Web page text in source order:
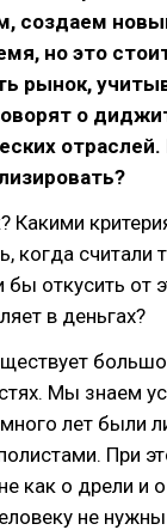
создаем
но это
рынок,
о
Какими
когда считали
откусить от
в деньгах?
Мы знаем
лет были
При
как о дрели и
не